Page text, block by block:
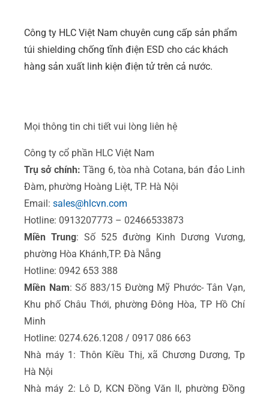
Công ty HLC Việt Nam chuyên cung cấp sản phẩm
túi shielding chống tĩnh điện ESD cho các khách
hàng sản xuất linh kiện điện tử trên cả nước.
Mọi thông tin chi tiết vui lòng liên hệ
Công ty cổ phần HLC Việt Nam
Trụ sở chính: Tầng 6, tòa nhà Cotana, bán đảo Linh
Đàm, phường Hoàng Liệt, TP. Hà Nội
Email: sales@hlcvn.com
Hotline: 0913207773 – 02466533873
Miền Trung: Số 525 đường Kinh Dương Vương,
phường Hòa Khánh,TP. Đà Nẵng
Hotline: 0942 653 388
Miền Nam: Số 883/15 Đường Mỹ Phước- Tân Vạn,
Khu phố Châu Thới, phường Đông Hòa, TP Hồ Chí
Minh
Hotline: 0274.626.1208 / 0917 086 663
Nhà máy 1: Thôn Kiều Thị, xã Chương Dương, Tp
Hà Nội
Nhà máy 2: Lô D, KCN Đồng Văn II, phường Đồng